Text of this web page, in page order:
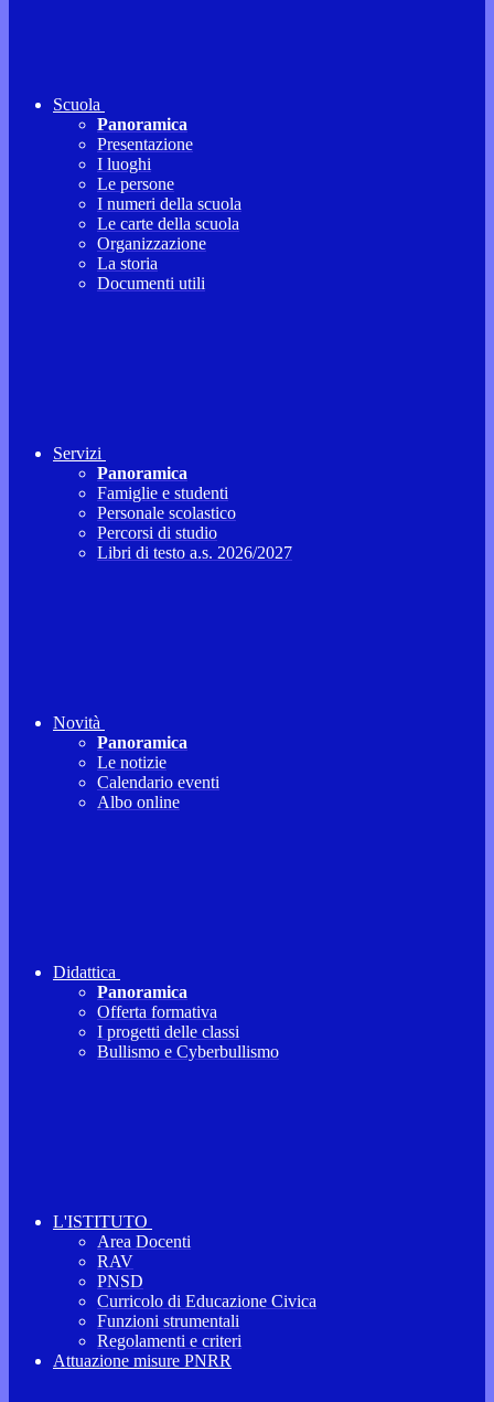
Scuola
Panoramica
Presentazione
I luoghi
Le persone
I numeri della scuola
Le carte della scuola
Organizzazione
La storia
Documenti utili
Servizi
Panoramica
Famiglie e studenti
Personale scolastico
Percorsi di studio
Libri di testo a.s. 2026/2027
Novità
Panoramica
Le notizie
Calendario eventi
Albo online
Didattica
Panoramica
Offerta formativa
I progetti delle classi
Bullismo e Cyberbullismo
L'ISTITUTO
Area Docenti
RAV
PNSD
Curricolo di Educazione Civica
Funzioni strumentali
Regolamenti e criteri
Attuazione misure PNRR